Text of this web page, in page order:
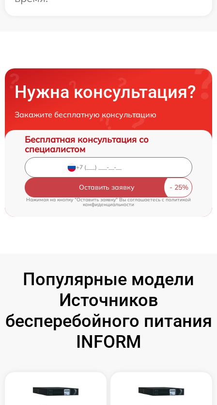
Нужна консультация?
Закажите бесплатную консультацию
Бесплатная консультация со
специалистом
Оставить заявку
Нажимая на кнопку "Оставить заявку" Вы соглашаетесь cполитикой
конфиденциальности
Популярные модели
Источников
бесперебойного питания
INFORM